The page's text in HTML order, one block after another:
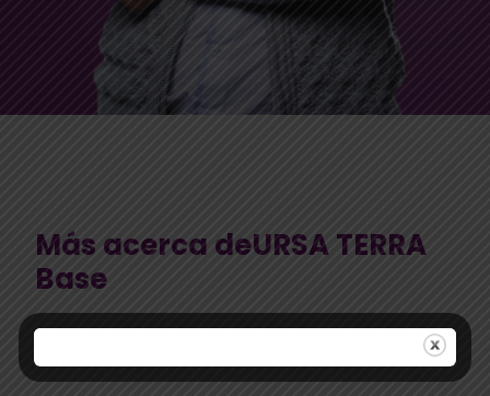
Más acerca deURSA TERRA
Base